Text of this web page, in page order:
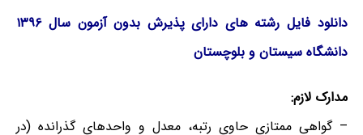
دانلود فایل رشته های دارای پذیرش بدون آزمون سال ۱۳۹۶
دانشگاه سیستان و بلوچستان
مدارک لازم:
– گواهی ممتازی حاوی رتبه، معدل و واحدهای گذرانده (در